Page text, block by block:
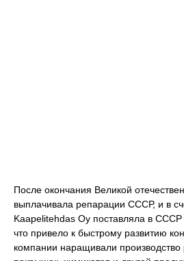
После окончания Великой
выплачивала репарации СССР, и в
Kaapelitehdas Oy поставляла в СССР
что привело к быстрому развитию
компании наращивали производство